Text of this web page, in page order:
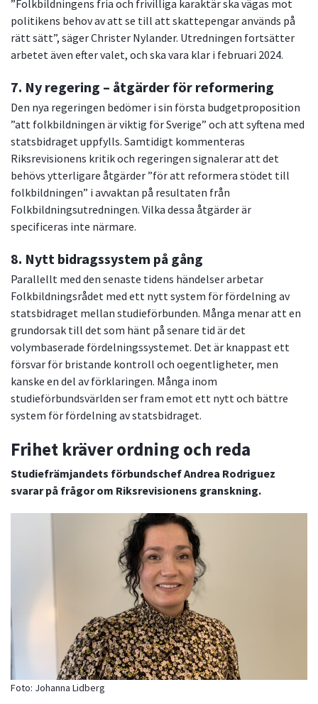
”Folkbildningens fria och frivilliga karaktär ska vägas mot
politikens behov av att se till att skattepengar används på
rätt sätt”, säger Christer Nylander. Utredningen fortsätter
arbetet även efter valet, och ska vara klar i februari 2024.
7. Ny regering – åtgärder för reformering
Den nya regeringen bedömer i sin första budgetproposition
”att folkbildningen är viktig för Sverige” och att syftena med
statsbidraget uppfylls. Samtidigt kommenteras
Riksrevisionens kritik och regeringen signalerar att det
behövs ytterligare åtgärder ”för att reformera stödet till
folkbildningen” i avvaktan på resultaten från
Folkbildningsutredningen. Vilka dessa åtgärder är
specificeras inte närmare.
8. Nytt bidragssystem på gång
Parallellt med den senaste tidens händelser arbetar
Folkbildningsrådet med ett nytt system för fördelning av
statsbidraget mellan studieförbunden. Många menar att en
grundorsak till det som hänt på senare tid är det
volymbaserade fördelningssystemet. Det är knappast ett
försvar för bristande kontroll och oegentligheter, men
kanske en del av förklaringen. Många inom
studieförbundsvärlden ser fram emot ett nytt och bättre
system för fördelning av statsbidraget.
Frihet kräver ordning och reda
Studiefrämjandets förbundschef Andrea Rodriguez
svarar på frågor om Riksrevisionens granskning.
Foto: Johanna Lidberg